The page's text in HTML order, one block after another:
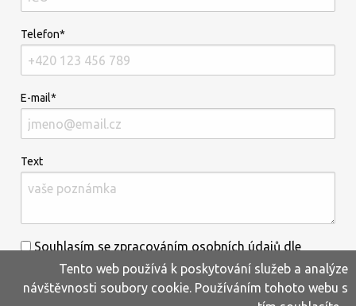
Telefon*
E-mail*
Text
Souhlasím se zpracováním osobních údajů dle
informací uvedenýchzde.*
Tento web používá k poskytování služeb a analýze
návštěvnosti soubory cookie. Používáním tohoto webu s